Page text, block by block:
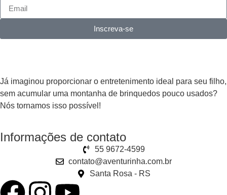
Inscreva-se
Já imaginou proporcionar o entretenimento ideal para seu filho,
sem acumular uma montanha de brinquedos pouco usados?
Nós tornamos isso possível!
Informações de contato
55 9672-4599
contato@aventurinha.com.br
Santa Rosa - RS